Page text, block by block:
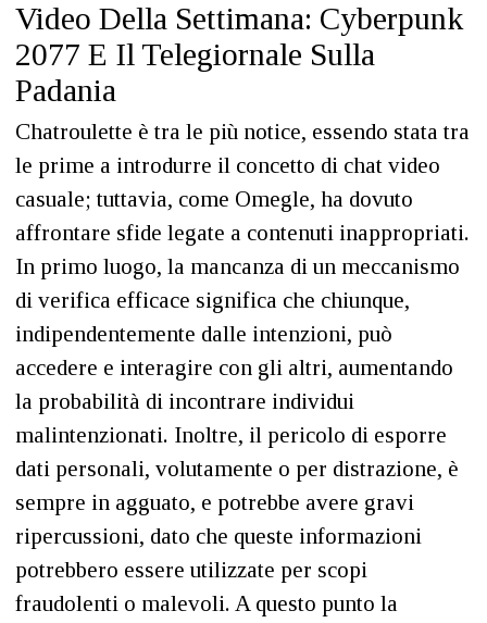
Video Della Settimana: Cyberpunk
2077 E Il Telegiornale Sulla
Padania
Chatroulette è tra le più notice, essendo stata tra
le prime a introdurre il concetto di chat video
casuale; tuttavia, come Omegle, ha dovuto
affrontare sfide legate a contenuti inappropriati.
In primo luogo, la mancanza di un meccanismo
di verifica efficace significa che chiunque,
indipendentemente dalle intenzioni, può
accedere e interagire con gli altri, aumentando
la probabilità di incontrare individui
malintenzionati. Inoltre, il pericolo di esporre
dati personali, volutamente o per distrazione, è
sempre in agguato, e potrebbe avere gravi
ripercussioni, dato che queste informazioni
potrebbero essere utilizzate per scopi
fraudolenti o malevoli. A questo punto la